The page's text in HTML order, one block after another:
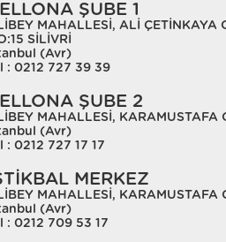
ŞUBE 1
MAHALLESİ, ALİ ÇETİNKAYA
SİLİVRİ
(Avr)
: 0212 727 39 39
ŞUBE 2
MAHALLESİ, KARAMUSTAFA
(Avr)
: 0212 727 17 17
MERKEZ
MAHALLESİ, KARAMUSTAFA
(Avr)
: 0212 709 53 17